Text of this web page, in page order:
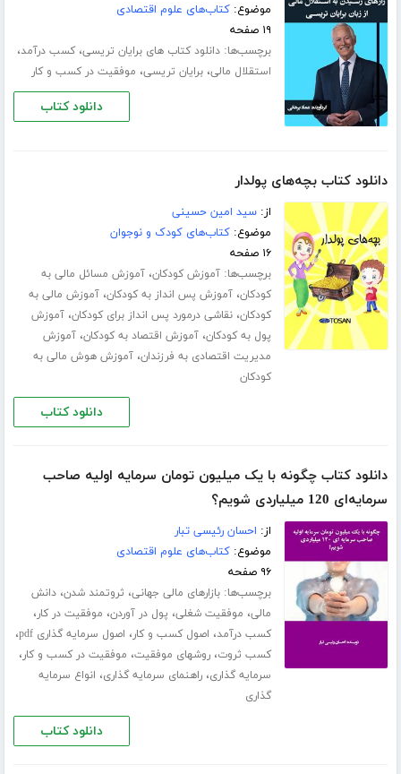
موضوع:کتاب‌های علوم اقتصادی
۱۹ صفحه
برچسب‌ها:دانلود کتاب های برایان تریسی،کسب درآمد،
استقلال مالی،برایان تریسی، موفقیت در کسب و کار
دانلود کتاب
دانلود کتاب بچه‌های پولدار
از:سید امین حسینی
موضوع:کتاب‌های کودک و نوجوان
۱۶ صفحه
برچسب‌ها:آموزش کودکان،آموزش مسائل مالی به
کودکان،آموزش پس انداز به کودکان،آموزش مالی به
کودکان،نقاشی درمورد پس انداز برای کودکان،آموزش
پول به کودکان،آموزش اقتصاد به کودکان،آموزش
مدیریت اقتصادی به فرزندان،آموزش هوش مالی به
کودکان
دانلود کتاب
دانلود کتاب چگونه با یک میلیون تومان سرمایه اولیه صاحب
سرمایه‌ای 120 میلیاردی شویم؟
از: احسان رئیسی تبار
موضوع:کتاب‌های علوم اقتصادی
۹۶ صفحه
برچسب‌ها:بازارهای مالی جهانی، ثروتمند شدن،دانش
مالی، موفقیت شغلی، پول در آوردن، موفقیت در کار،
کسب درآمد، اصول کسب و کار، اصول سرمایه گذاری pdf ،
کسب ثروت،روشهای موفقیت، موفقیت در کسب و کار،
سرمایه گذاری،راهنمای سرمایه گذاری، انواع سرمایه
گذاری
دانلود کتاب